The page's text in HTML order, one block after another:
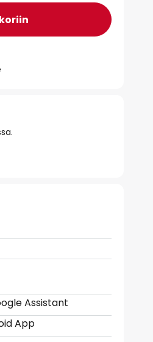
Assistant
App